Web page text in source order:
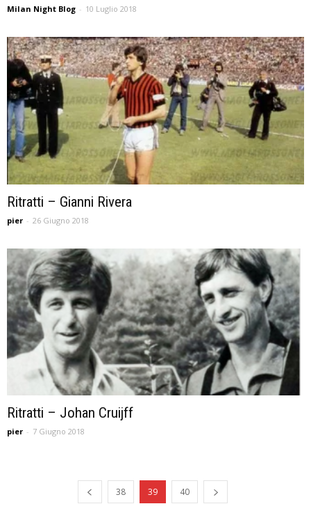
Milan Night Blog - 10 Luglio 2018
Ritratti – Gianni Rivera
pier - 26 Giugno 2018
Ritratti – Johan Cruijff
pier - 7 Giugno 2018
38 39 40